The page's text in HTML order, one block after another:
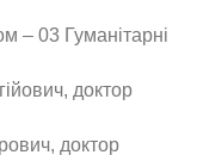
– 03 Гуманітарні
доктор
доктор